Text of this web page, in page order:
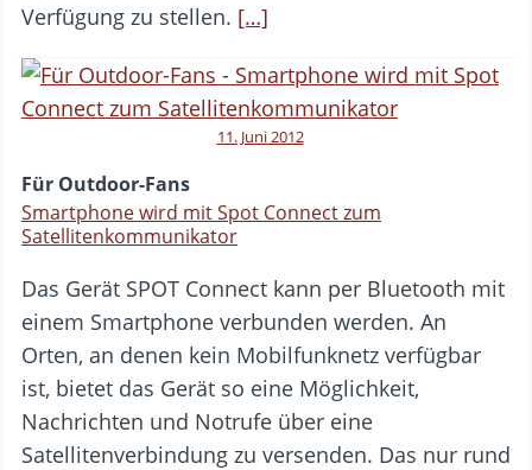
Verfügung zu stellen. […]
11. Juni 2012
Für Outdoor-Fans
Smartphone wird mit Spot Connect zum
Satellitenkommunikator
Das Gerät SPOT Connect kann per Bluetooth mit
einem Smartphone verbunden werden. An
Orten, an denen kein Mobilfunknetz verfügbar
ist, bietet das Gerät so eine Möglichkeit,
Nachrichten und Notrufe über eine
Satellitenverbindung zu versenden. Das nur rund